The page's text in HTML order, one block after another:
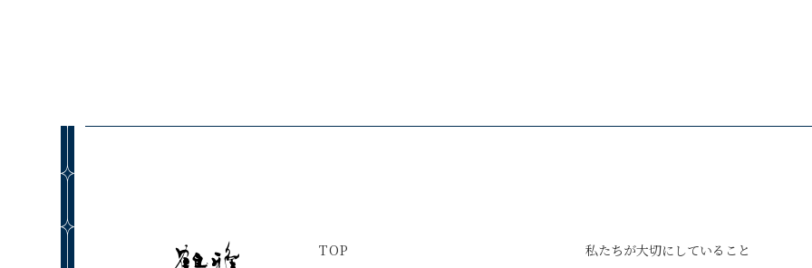
TOP 私たちが大切にしていること